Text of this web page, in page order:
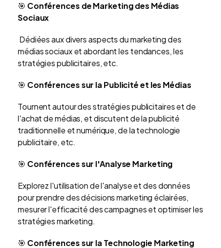
🎯 Conférences de Marketing des Médias
Sociaux
Dédiées aux divers aspects du marketing des
médias sociaux et abordant les tendances, les
stratégies publicitaires, etc.
🎯 Conférences sur la Publicité et les Médias
Tournent autour des stratégies publicitaires et de
l'achat de médias, et discutent de la publicité
traditionnelle et numérique, de la technologie
publicitaire, etc.
🎯 Conférences sur l'Analyse Marketing
Explorez l'utilisation de l'analyse et des données
pour prendre des décisions marketing éclairées,
mesurer l'efficacité des campagnes et optimiser les
stratégies marketing.
🎯 Conférences sur la Technologie Marketing